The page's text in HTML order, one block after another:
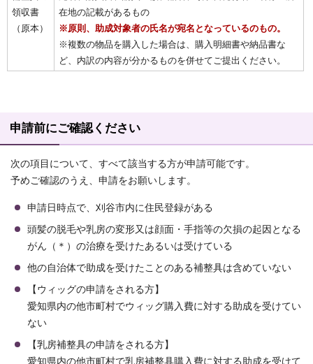
領収書
（原本）
在地の記載があるもの
※原則、助成対象者の氏名が宛名となっているのもの。
※複数の物品を購入した場合は、購入明細書や納品書な
ど、内訳の内容が分かるものを併せてご提出ください。
申請前にご確認ください
次の項目について、すべて該当する方が申請可能です。
予めご確認のうえ、申請をお願いします。
申請日時点で、刈谷市内に住民登録がある
頭髪の脱毛や乳房の変形又は顔面・手指等の欠損の起因となる
がん（＊）の治療を受けたあるいは受けている
他の自治体で助成を受けたことのある補整具は含めていない
【ウィッグの申請をされる方】
愛知県内の他市町村でウィッグ購入費に対する助成を受けてい
ない
【乳房補整具の申請をされる方】
愛知県内の他市町村で乳房補整具購入費に対する助成を受けて